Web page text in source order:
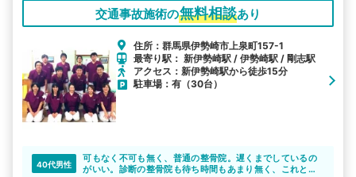
交通事故施術の無料相談あり
住所：群馬県伊勢崎市上泉町157-1
最寄り駅： 新伊勢崎駅 / 伊勢崎駅 / 剛志駅
アクセス：新伊勢崎駅から徒歩15分
駐車場：有（30台）
40代男性
可もなく不可も無く、普通の整骨院。遅くまでしているの
がいい。診断の整骨院も待ち時間もあまり無く、これとい